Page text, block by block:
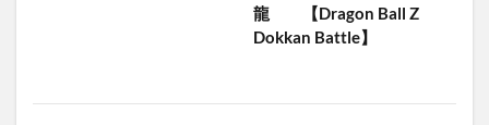
龍 【Dragon Ball Z
Dokkan Battle】